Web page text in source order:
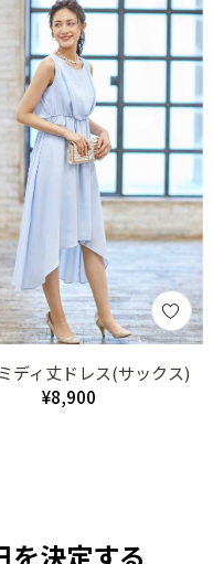
ディ丈ドレス(サックス)
¥8,900
を決定する